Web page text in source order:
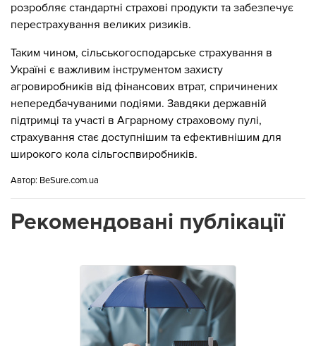
розробляє стандартні страхові продукти та забезпечує
перестрахування великих ризиків.
Таким чином, сільськогосподарське страхування в
Україні є важливим інструментом захисту
агровиробників від фінансових втрат, спричинених
непередбачуваними подіями. Завдяки державній
підтримці та участі в Аграрному страховому пулі,
страхування стає доступнішим та ефективнішим для
широкого кола сільгоспвиробників.
Автор: BeSure.com.ua
Рекомендовані публікації